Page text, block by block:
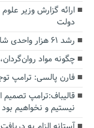
ارائه گزارش وزیر
دولت
رشد ۶۱ هزار واحدی شاخص بورس
چگونه مواد
فارن پالسی: ترامپ
قالیباف:ترامپ تصمیم
نیستیم و نخواهیم بود